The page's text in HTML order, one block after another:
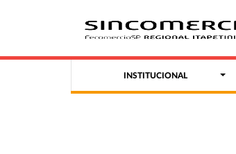
INSTITUCIONAL